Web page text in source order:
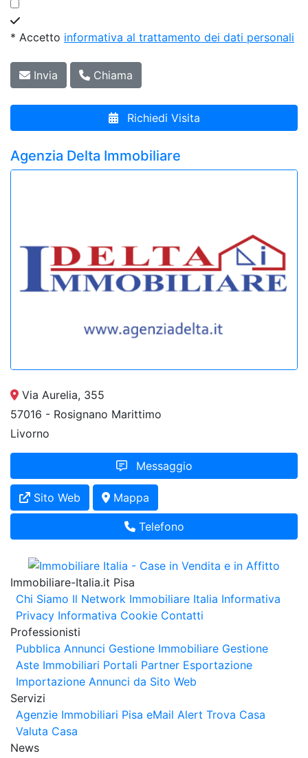
* Accetto informativa al trattamento dei dati personali
Invia Chiama
Richiedi Visita
Agenzia Delta Immobiliare
Via Aurelia, 355
57016 - Rosignano Marittimo
Livorno
Messaggio
Sito Web Mappa
Telefono
Immobiliare-Italia.it Pisa
Chi Siamo Il Network Immobiliare Italia Informativa
Privacy Informativa Cookie Contatti
Professionisti
Pubblica Annunci Gestione Immobiliare Gestione
Aste Immobiliari Portali Partner Esportazione
Importazione Annunci da Sito Web
Servizi
Agenzie Immobiliari Pisa eMail Alert Trova Casa
Valuta Casa
News